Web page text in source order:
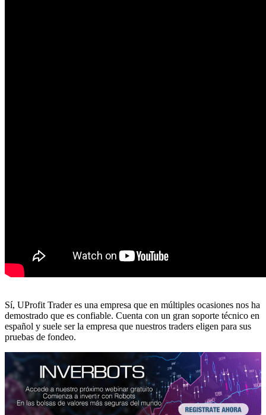
Sí, UProfit Trader es una empresa que en múltiples ocasiones nos ha
demostrado que es confiable. Cuenta con un gran soporte técnico en
español y suele ser la empresa que nuestros traders eligen para sus
pruebas de fondeo.